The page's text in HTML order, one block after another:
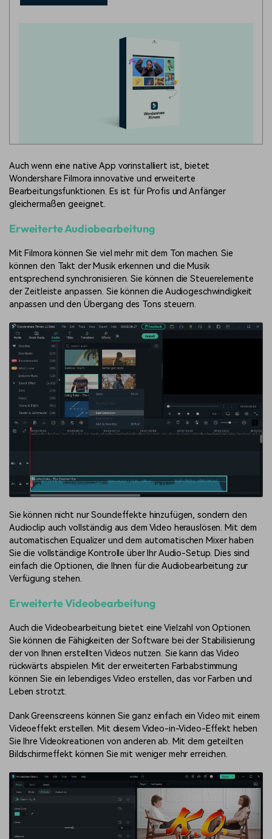
Auch wenn eine native App vorinstalliert ist, bietet
Wondershare Filmora innovative und erweiterte
Bearbeitungsfunktionen. Es ist für Profis und Anfänger
gleichermaßen geeignet.
Erweiterte Audiobearbeitung
Mit Filmora können Sie viel mehr mit dem Ton machen. Sie
können den Takt der Musik erkennen und die Musik
entsprechend synchronisieren. Sie können die Steuerelemente
der Zeitleiste anpassen. Sie können die Audiogeschwindigkeit
anpassen und den Übergang des Tons steuern.
Sie können nicht nur Soundeffekte hinzufügen, sondern den
Audioclip auch vollständig aus dem Video herauslösen. Mit dem
automatischen Equalizer und dem automatischen Mixer haben
Sie die vollständige Kontrolle über Ihr Audio-Setup. Dies sind
einfach die Optionen, die Ihnen für die Audiobearbeitung zur
Verfügung stehen.
Erweiterte Videobearbeitung
Auch die Videobearbeitung bietet eine Vielzahl von Optionen.
Sie können die Fähigkeiten der Software bei der Stabilisierung
der von Ihnen erstellten Videos nutzen. Sie kann das Video
rückwärts abspielen. Mit der erweiterten Farbabstimmung
können Sie ein lebendiges Video erstellen, das vor Farben und
Leben strotzt.
Dank Greenscreens können Sie ganz einfach ein Video mit einem
Videoeffekt erstellen. Mit diesem Video-in-Video-Effekt heben
Sie Ihre Videokreationen von anderen ab. Mit dem geteilten
Bildschirmeffekt können Sie mit weniger mehr erreichen.